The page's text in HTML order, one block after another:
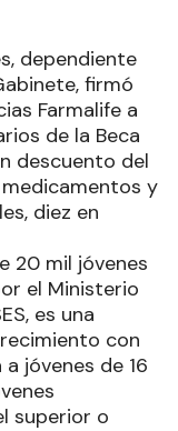
dependiente
firmó
Farmalife a
de la Beca
descuento del
y
diez en
20 mil jóvenes
el Ministerio
es una
con
jóvenes de 16
superior o